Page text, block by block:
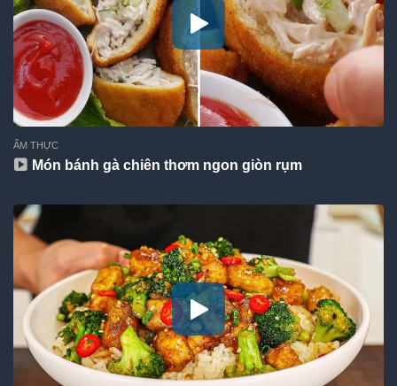
ẨM THỰC
Món bánh gà chiên thơm ngon giòn rụm